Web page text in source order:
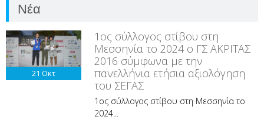
Νέα
21 Οκτ
1ος σύλλογος στίβου στη
Μεσσηνία το 2024 ο ΓΣ ΑΚΡΙΤΑΣ
2016 σύμφωνα με την
πανελλήνια ετήσια αξιολόγηση
του ΣΕΓΑΣ
1ος σύλλογος στίβου στη Μεσσηνία το
2024...